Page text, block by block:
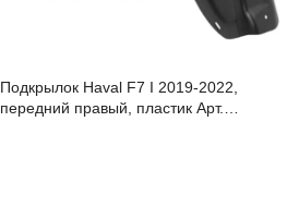
Подкрылок Haval F7 I 2019-2022,
передний правый, пластик Арт.